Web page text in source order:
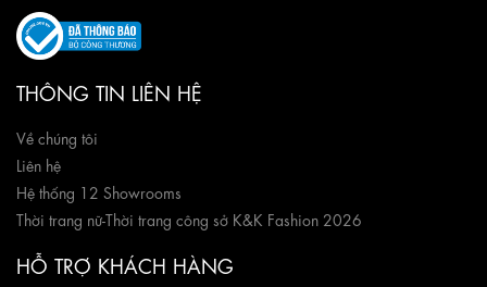
THÔNG TIN LIÊN HỆ
Về chúng tôi
Liên hệ
Hệ thống 12 Showrooms
Thời trang nữ-Thời trang công sở K&K Fashion 2026
HỖ TRỢ KHÁCH HÀNG